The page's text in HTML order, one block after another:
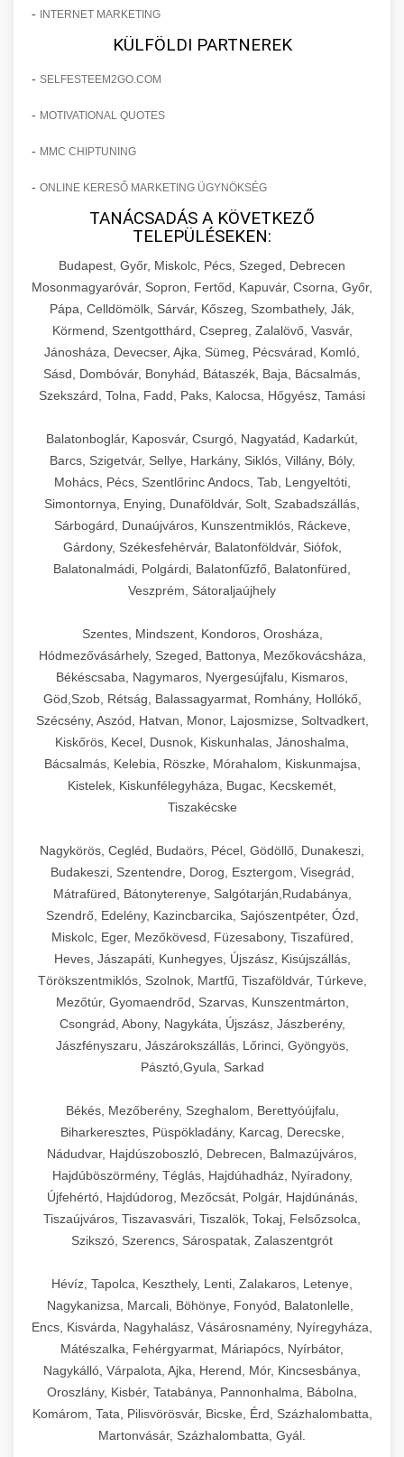
- INTERNET MARKETING
KÜLFÖLDI PARTNEREK
- SELFESTEEM2GO.COM
- MOTIVATIONAL QUOTES
- MMC CHIPTUNING
- ONLINE KERESŐ MARKETING ÜGYNÖKSÉG
TANÁCSADÁS A KÖVETKEZŐ
TELEPÜLÉSEKEN:
Budapest, Győr, Miskolc, Pécs, Szeged, Debrecen
Mosonmagyaróvár, Sopron, Fertőd, Kapuvár, Csorna, Győr,
Pápa, Celldömölk, Sárvár, Kőszeg, Szombathely, Ják,
Körmend, Szentgotthárd, Csepreg, Zalalövő, Vasvár,
Jánosháza, Devecser, Ajka, Sümeg, Pécsvárad, Komló,
Sásd, Dombóvár, Bonyhád, Bátaszék, Baja, Bácsalmás,
Szekszárd, Tolna, Fadd, Paks, Kalocsa, Hőgyész, Tamási
Balatonboglár, Kaposvár, Csurgó, Nagyatád, Kadarkút,
Barcs, Szigetvár, Sellye, Harkány, Siklós, Villány, Bóly,
Mohács, Pécs, Szentlőrinc Andocs, Tab, Lengyeltóti,
Simontornya, Enying, Dunaföldvár, Solt, Szabadszállás,
Sárbogárd, Dunaújváros, Kunszentmiklós, Ráckeve,
Gárdony, Székesfehérvár, Balatonföldvár, Siófok,
Balatonalmádi, Polgárdi, Balatonfűzfő, Balatonfüred,
Veszprém, Sátoraljaújhely
Szentes, Mindszent, Kondoros, Orosháza,
Hódmezővásárhely, Szeged, Battonya, Mezőkovácsháza,
Békéscsaba, Nagymaros, Nyergesújfalu, Kismaros,
Göd,Szob, Rétság, Balassagyarmat, Romhány, Hollókő,
Szécsény, Aszód, Hatvan, Monor, Lajosmizse, Soltvadkert,
Kiskőrös, Kecel, Dusnok, Kiskunhalas, Jánoshalma,
Bácsalmás, Kelebia, Röszke, Mórahalom, Kiskunmajsa,
Kistelek, Kiskunfélegyháza, Bugac, Kecskemét,
Tiszakécske
Nagykörös, Cegléd, Budaörs, Pécel, Gödöllő, Dunakeszi,
Budakeszi, Szentendre, Dorog, Esztergom, Visegrád,
Mátrafüred, Bátonyterenye, Salgótarján,Rudabánya,
Szendrő, Edelény, Kazincbarcika, Sajószentpéter, Ózd,
Miskolc, Eger, Mezőkövesd, Füzesabony, Tiszafüred,
Heves, Jászapáti, Kunhegyes, Újszász, Kisújszállás,
Törökszentmiklós, Szolnok, Martfű, Tiszaföldvár, Túrkeve,
Mezőtúr, Gyomaendrőd, Szarvas, Kunszentmárton,
Csongrád, Abony, Nagykáta, Újszász, Jászberény,
Jászfényszaru, Jászárokszállás, Lőrinci, Gyöngyös,
Pásztó,Gyula, Sarkad
Békés, Mezőberény, Szeghalom, Berettyóújfalu,
Biharkeresztes, Püspökladány, Karcag, Derecske,
Nádudvar, Hajdúszoboszló, Debrecen, Balmazújváros,
Hajdúböszörmény, Téglás, Hajdúhadház, Nyíradony,
Újfehértó, Hajdúdorog, Mezőcsát, Polgár, Hajdúnánás,
Tiszaújváros, Tiszavasvári, Tiszalök, Tokaj, Felsőzsolca,
Szikszó, Szerencs, Sárospatak, Zalaszentgrót
Hévíz, Tapolca, Keszthely, Lenti, Zalakaros, Letenye,
Nagykanizsa, Marcali, Böhönye, Fonyód, Balatonlelle,
Encs, Kisvárda, Nagyhalász, Vásárosnamény, Nyíregyháza,
Mátészalka, Fehérgyarmat, Máriapócs, Nyírbátor,
Nagykálló, Várpalota, Ajka, Herend, Mór, Kincsesbánya,
Oroszlány, Kisbér, Tatabánya, Pannonhalma, Bábolna,
Komárom, Tata, Pilisvörösvár, Bicske, Érd, Százhalombatta,
Martonvásár, Százhalombatta, Gyál.